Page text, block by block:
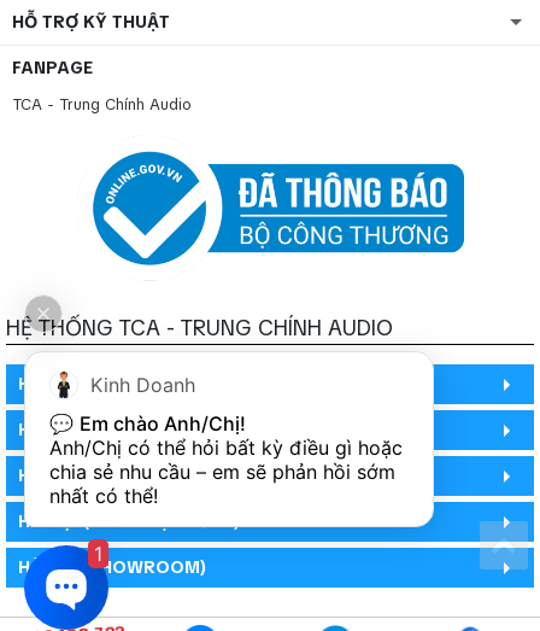
HỖ TRỢ KỸ THUẬT
FANPAGE
TCA - Trung Chính Audio
HỆ THỐNG TCA - TRUNG CHÍNH AUDIO
HỒ CHÍ MINH
HỒ CHÍ MINH
HỒ CHÍ MINH (PHÒNG BẢO HÀNH)
HÀ NỘI (DEMO HỆ THỐNG)
HÀ NỘI (SHOWROOM)
Kinh Doanh
💬 Em chào Anh/Chị!
Anh/Chị có thể hỏi bất kỳ điều gì hoặc
chia sẻ nhu cầu – em sẽ phản hồi sớm
nhất có thể!
1